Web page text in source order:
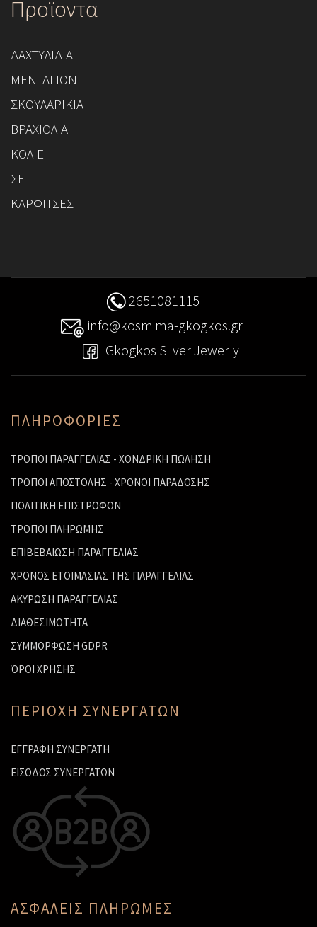
Προϊοντα
ΔΑΧΤΥΛΙΔΙΑ
ΜΕΝΤΑΓΙΟΝ
ΣΚΟΥΛΑΡΙΚΙΑ
ΒΡΑΧΙΟΛΙΑ
ΚΟΛΙΕ
ΣΕΤ
ΚΑΡΦΙΤΣΕΣ
2651081115
info@kosmima-gkogkos.gr
Gkogkos Silver Jewerly
ΠΛΗΡΟΦΟΡΙΕΣ
ΤΡΟΠΟΙ ΠΑΡΑΓΓΕΛΙΑΣ - ΧΟΝΔΡΙΚΗ ΠΩΛΗΣΗ
ΤΡΟΠΟΙ ΑΠΟΣΤΟΛΗΣ - ΧΡΟΝΟΙ ΠΑΡΑΔΟΣΗΣ
ΠΟΛΙΤΙΚΗ ΕΠΙΣΤΡΟΦΩΝ
ΤΡΟΠΟΙ ΠΛΗΡΩΜΗΣ
ΕΠΙΒΕΒΑΙΩΣΗ ΠΑΡΑΓΓΕΛΙΑΣ
ΧΡΟΝΟΣ ΕΤΟΙΜΑΣΙΑΣ ΤΗΣ ΠΑΡΑΓΓΕΛΙΑΣ
ΑΚΥΡΩΣΗ ΠΑΡΑΓΓΕΛΙΑΣ
ΔΙΑΘΕΣΙΜΟΤΗΤΑ
ΣΥΜΜΟΡΦΩΣΗ GDPR
ΌΡΟΙ ΧΡΗΣΗΣ
ΠΕΡΙΟΧΗ ΣΥΝΕΡΓΑΤΩΝ
ΕΓΓΡΑΦΗ ΣΥΝΕΡΓΑΤΗ
ΕΙΣΟΔΟΣ ΣΥΝΕΡΓΑΤΩΝ
ΑΣΦΑΛΕΙΣ ΠΛΗΡΩΜΕΣ